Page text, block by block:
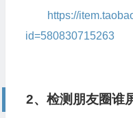
https://
id=580830715263
2、检测朋友圈谁